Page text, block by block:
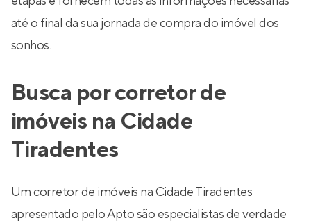
até o final da sua jornada de compra do imóvel dos
sonhos.
Busca por corretor de
imóveis na Cidade
Tiradentes
Um corretor de imóveis na Cidade Tiradentes
apresentado pelo Apto são especialistas de verdade